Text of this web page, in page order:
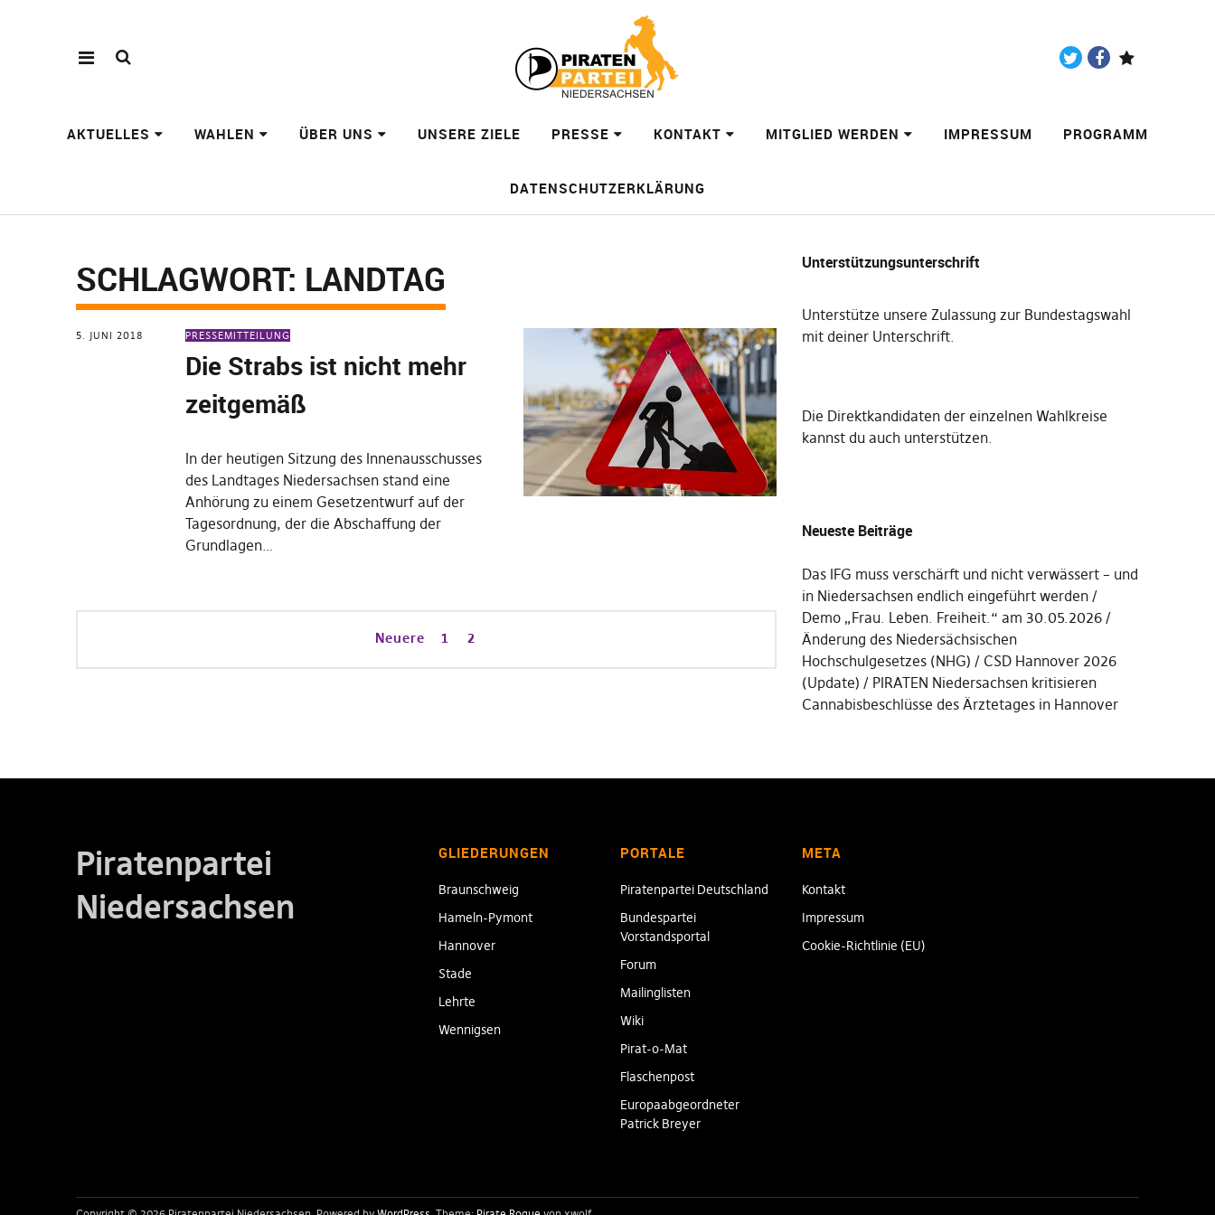
AKTUELLES WAHLEN ÜBER UNS UNSERE ZIELE PRESSE KONTAKT MITGLIED WERDEN IMPRESSUM PROGRAMM
DATENSCHUTZERKLÄRUNG
SCHLAGWORT: LANDTAG
5. JUNI 2018 PRESSEMITTEILUNG
Die Strabs ist nicht mehr
zeitgemäß
In der heutigen Sitzung des Innenausschusses
des Landtages Niedersachsen stand eine
Anhörung zu einem Gesetzentwurf auf der
Tagesordnung, der die Abschaffung der
Grundlagen…
Neuere 1 2
Unterstützungsunterschrift
Unterstütze unsere Zulassung zur Bundestagswahl
mit deiner Unterschrift.
Die Direktkandidaten der einzelnen Wahlkreise
kannst du auch unterstützen.
Neueste Beiträge
Das IFG muss verschärft und nicht verwässert – und
in Niedersachsen endlich eingeführt werden
Demo „Frau. Leben. Freiheit.“ am 30.05.2026
Änderung des Niedersächsischen
Hochschulgesetzes (NHG)
CSD Hannover 2026
(Update)
PIRATEN Niedersachsen kritisieren
Cannabisbeschlüsse des Ärztetages in Hannover
Piratenpartei
Niedersachsen
GLIEDERUNGEN
Braunschweig
Hameln-Pymont
Hannover
Stade
Lehrte
Wennigsen
PORTALE
Piratenpartei Deutschland
Bundespartei
Vorstandsportal
Forum
Mailinglisten
Wiki
Pirat-o-Mat
Flaschenpost
Europaabgeordneter
Patrick Breyer
META
Kontakt
Impressum
Cookie-Richtlinie (EU)